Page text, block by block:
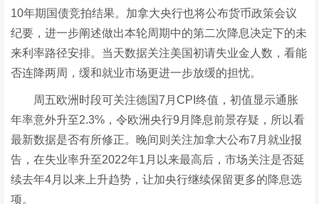
10年期国债竞拍结果。加拿大央行也将公布货币政策会议
纪要，进一步阐述做出本轮周期中的第二次降息决定下的未
来利率路径安排。当天数据关注美国初请失业金人数，看能
否连降两周，缓和就业市场更进一步放缓的担忧。
周五欧洲时段可关注德国7月CPI终值，初值显示通胀
年率意外升至2.3%，令欧洲央行9月降息前景存疑，所以看
最新数据是否有所修正。晚间则关注加拿大公布7月就业报
告，在失业率升至2022年1月以来最高后，市场关注是否延
续去年4月以来上升趋势，让加央行继续保留更多的降息选
项。